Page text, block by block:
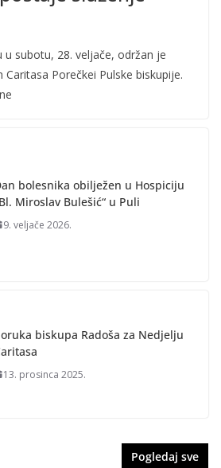
u subotu, 28. veljače, održan je
Caritasa Porečkei Pulske biskupije.
bolesnika obilježen u Hospiciju
Miroslav Bulešić“ u Puli
9. veljače 2026.
biskupa Radoša za Nedjelju
13. prosinca 2025.
Pogledaj sve